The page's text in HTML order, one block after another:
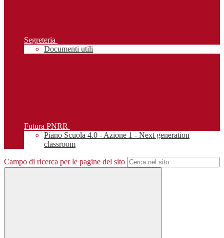
Segreteria
Documenti utili
Futura PNRR
Piano Scuola 4.0 - Azione 1 - Next generation
classroom
Campo di ricerca per le pagine del sito